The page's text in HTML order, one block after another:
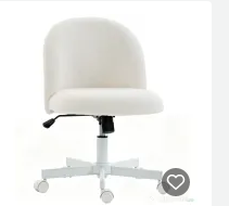
Deschis